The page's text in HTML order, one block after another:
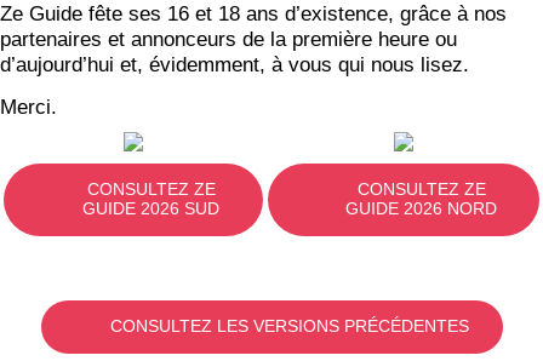
Ze Guide fête ses 16 et 18 ans d’existence, grâce à nos
partenaires et annonceurs de la première heure ou
d’aujourd’hui et, évidemment, à vous qui nous lisez.
Merci.
CONSULTEZ ZE
GUIDE 2026 SUD
CONSULTEZ ZE
GUIDE 2026 NORD
CONSULTEZ LES VERSIONS PRÉCÉDENTES